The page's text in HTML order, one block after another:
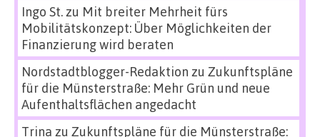
Ingo St.zu Mit breiter Mehrheit fürs
Mobilitätskonzept: Über Möglichkeiten der
Finanzierung wird beraten
Nordstadtblogger-Redaktion zu Zukunftspläne
für die Münsterstraße: Mehr Grün und neue
Aufenthaltsflächen angedacht
Trina zu Zukunftspläne für die Münsterstraße: